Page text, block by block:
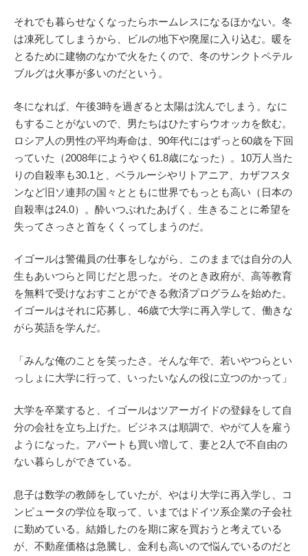
それでも暮らせなくなったらホームレスになるほかない。冬
は凍死してしまうから、ビルの地下や廃屋に入り込む。暖を
とるために建物のなかで火をたくので、冬のサンクトペテル
ブルグは火事が多いのだという。
冬になれば、午後3時を過ぎると太陽は沈んでしまう。なに
もすることがないので、男たちはひたすらウオッカを飲む。
ロシア人の男性の平均寿命は、90年代にはずっと60歳を下回
っていた（2008年にようやく61.8歳になった）。10万人当た
りの自殺率も30.1と、ベラルーシやリトアニア、カザフスタ
ンなど旧ソ連邦の国々とともに世界でもっとも高い（日本の
自殺率は24.0）。酔いつぶれたあげく、生きることに希望を
失ってさっさと首をくくってしまうのだ。
イゴールは警備員の仕事をしながら、このままでは自分の人
生もあいつらと同じだと思った。そのとき政府が、高等教育
を無料で受けなおすことができる救済プログラムを始めた。
イゴールはそれに応募し、46歳で大学に再入学して、働きな
がら英語を学んだ。
「みんな俺のことを笑ったさ。そんな年で、若いやつらとい
っしょに大学に行って、いったいなんの役に立つのかって」
大学を卒業すると、イゴールはツアーガイドの登録をして自
分の会社を立ち上げた。ビジネスは順調で、やがて人を雇う
ようになった。アパートも買い増して、妻と2人で不自由の
ない暮らしができている。
息子は数学の教師をしていたが、やはり大学に再入学し、コ
ンピュータの学位を取って、いまではドイツ系企業の子会社
に勤めている。結婚したのを期に家を買おうと考えている
が、不動産価格は急騰し、金利も高いので悩んでいるのだと